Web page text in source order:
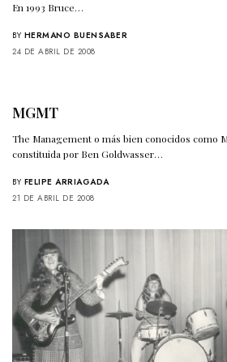
En 1993 Bruce…
BY HERMANO BUENSABER
24 DE ABRIL DE 2008
MGMT
The Management o más bien conocidos como
constituida por Ben Goldwasser…
BY FELIPE ARRIAGADA
21 DE ABRIL DE 2008